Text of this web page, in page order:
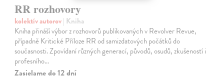
RR rozhovory
kolektív autorov| Kniha
Kniha přináší výbor z rozhovorů publikovaných v Revolver Revue,
případně Kritické Příloze RR od samizdatových počátků do
současnosti. Zpovídaní různých generací, původů, osudů, zkušeností i
profesního…
Zasielame do 12 dní